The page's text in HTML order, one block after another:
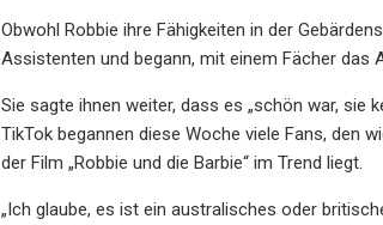
Obwohl Robbie ihre Fähigkeiten in der
Assistenten und begann, mit einem Fächer das
Sie sagte ihnen weiter, dass es „schön war, sie
TikTok begannen diese Woche viele Fans, den
der Film „Robbie und die Barbie“ im Trend liegt.
„Ich glaube, es ist ein australisches oder